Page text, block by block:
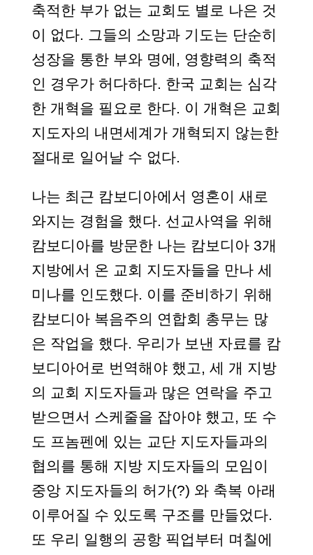
축적한 부가 없는 교회도 별로 나은 것
이 없다. 그들의 소망과 기도는 단순히
성장을 통한 부와 명에, 영향력의 축적
인 경우가 허다하다. 한국 교회는 심각
한 개혁을 필요로 한다. 이 개혁은 교회
지도자의 내면세계가 개혁되지 않는한
절대로 일어날 수 없다.
나는 최근 캄보디아에서 영혼이 새로
와지는 경험을 했다. 선교사역을 위해
캄보디아를 방문한 나는 캄보디아 3개
지방에서 온 교회 지도자들을 만나 세
미나를 인도했다. 이를 준비하기 위해
캄보디아 복음주의 연합회 총무는 많
은 작업을 했다. 우리가 보낸 자료를 캄
보디아어로 번역해야 했고, 세 개 지방
의 교회 지도자들과 많은 연락을 주고
받으면서 스케줄을 잡아야 했고, 또 수
도 프놈펜에 있는 교단 지도자들과의
협의를 통해 지방 지도자들의 모임이
중앙 지도자들의 허가(?) 와 축복 아래
이루어질 수 있도록 구조를 만들었다.
또 우리 일행의 공항 픽업부터 며칠에